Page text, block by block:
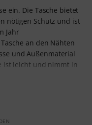
ein. Die Tasche bietet
nötigen Schutz und ist
Jahr
an den Nähten
und Außenmaterial
ist leicht und nimmt in